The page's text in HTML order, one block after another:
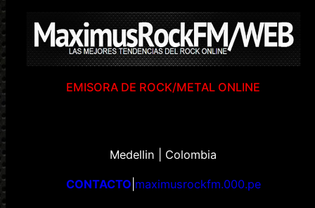
EMISORA DE ROCK/METAL ONLINE
Medellin | Colombia
CONTACTO maximusrockfm.000.pe